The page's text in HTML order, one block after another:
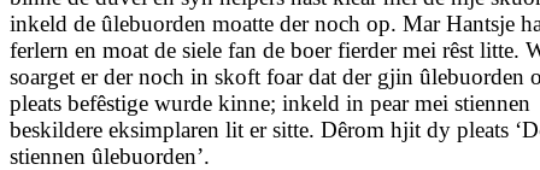
inkeld de ûlebuorden moatte der noch op. Mar Hantsje
ferlern en moat de siele fan de boer fierder mei rêst litte.
soarget er der noch in skoft foar dat der gjin ûlebuorden
pleats befêstige wurde kinne; inkeld in pear mei stiennen
beskildere eksimplaren lit er sitte. Dêrom hjit dy pleats
stiennen ûlebuorden’.